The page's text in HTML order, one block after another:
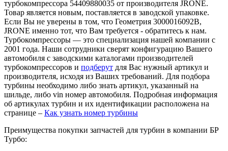
турбокомпрессора 54409880035 от производителя JRONE.
Товар является новым, поставляется в заводской упаковке.
Если Вы не уверены в том, что Геометрия 3000016092B,
JRONE именно тот, что Вам требуется - обратитесь к нам.
Турбокомпрессоры — это специализация нашей компании с
2001 года. Наши сотрудники сверят конфигурацию Вашего
автомобиля с заводскими каталогами производителей
турбокомпрессоров и подберут для Вас нужный артикул и
производителя, исходя из Ваших требований. Для подбора
турбины необходимо либо знать артикул, указанный на
шильде, либо vin номер автомобиля. Подробная информация
об артикулах турбин и их идентификации расположена на
странице – Как узнать номер турбины
Преимущества покупки запчастей для турбин в компании БР
Турбо: